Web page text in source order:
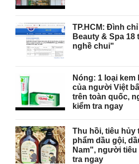
TP.HCM: Đình
Beauty & Spa
nghề chui"
Nóng: 1 loại kem
của người Việt
trên toàn quốc,
kiểm tra ngay
Thu hồi, tiêu hủy
phẩm dầu gội,
Nam", người
tra ngay